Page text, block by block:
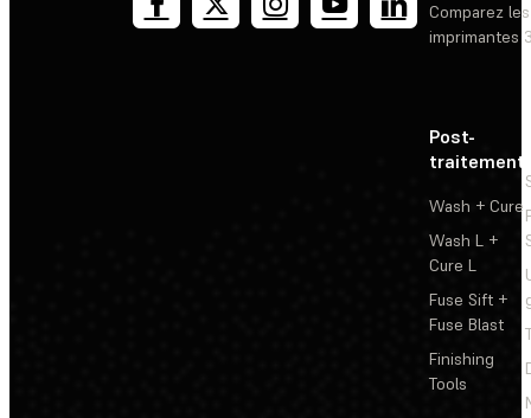
Comparez les
imprimantes
Post-
traitement
Wash + Cure
Wash L +
Cure L
Fuse Sift +
Fuse Blast
Finishing
Tools